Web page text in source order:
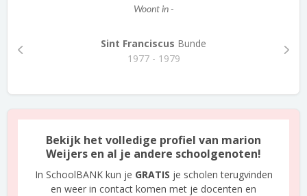
Woont in -
Sint Franciscus Bunde
1977 - 1979
Bekijk het volledige profiel van marion
Weijers en al je andere schoolgenoten!
In SchoolBANK kun je GRATIS je scholen terugvinden
en weer in contact komen met je docenten en